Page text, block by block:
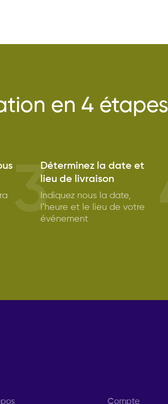
en 4 étapes
3
Déterminez la date et
lieu de livraison
Indiquez nous la date,
l’heure et le lieu de votre
événement
Compte